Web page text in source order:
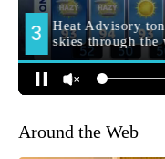
Around the Web